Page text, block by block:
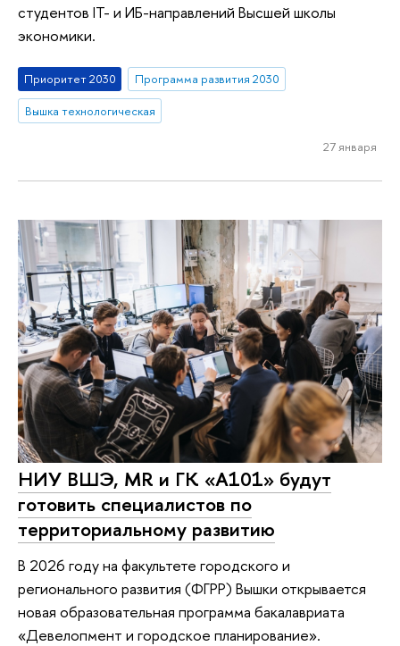
студентов IT- и ИБ-направлений Высшей школы
экономики.
Приоритет 2030
Программа развития 2030
Вышка технологическая
27 января
НИУ ВШЭ, MR и ГК «А101» будут
готовить специалистов по
территориальному развитию
В 2026 году на факультете городского и
регионального развития (ФГРР) Вышки открывается
новая образовательная программа бакалавриата
«Девелопмент и городское планирование».